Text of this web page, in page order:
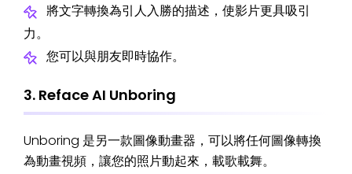
將文字轉換為引人入勝的描述，使影片更具吸引
力。
您可以與朋友即時協作。
3. Reface AI Unboring
Unboring 是另一款圖像動畫器，可以將任何圖像轉換
為動畫視頻，讓您的照片動起來，載歌載舞。